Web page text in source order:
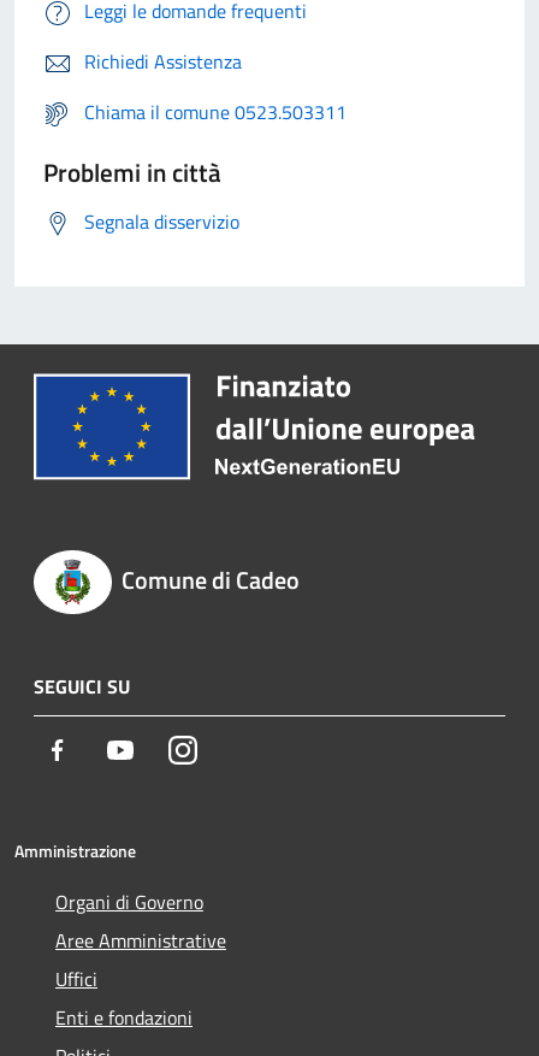
Leggi le domande frequenti
Richiedi Assistenza
Chiama il comune 0523.503311
Problemi in città
Segnala disservizio
Comune di Cadeo
SEGUICI SU
Facebook YoutubeInstagram
Amministrazione
Organi di Governo
Aree Amministrative
Uffici
Enti e fondazioni